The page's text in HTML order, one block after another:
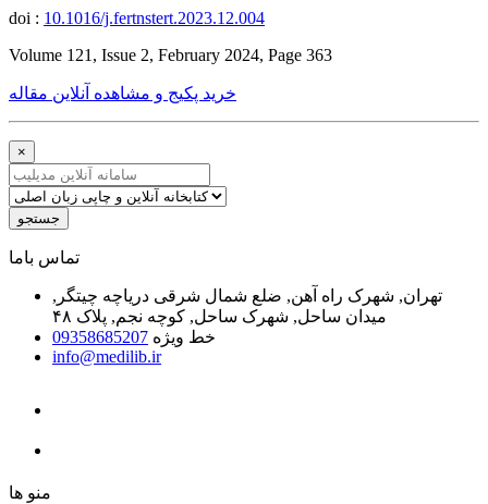
doi : 10.1016/j.fertnstert.2023.12.004
Volume 121, Issue 2, February 2024, Page 363
خرید پکیج و مشاهده آنلاین مقاله
×
جستجو
ﺗﻤﺎﺱ ﺑﺎﻣﺎ
تهران, شهرک راه آهن, ضلع شمال شرقی دریاچه چیتگر,
میدان ساحل, شهرک ساحل, کوچه نجم, پلاک ۴۸
خط ویژه 09358685207
info@medilib.ir
ﻣﻨﻮ ﻫﺎ